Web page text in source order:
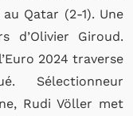
Qatar (2-1). Une
d’Olivier Giroud.
2024 traverse
Sélectionneur
Rudi Völler met